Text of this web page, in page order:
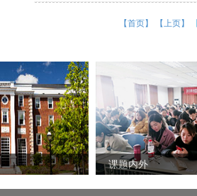
【首页】 【上页】
课题内外